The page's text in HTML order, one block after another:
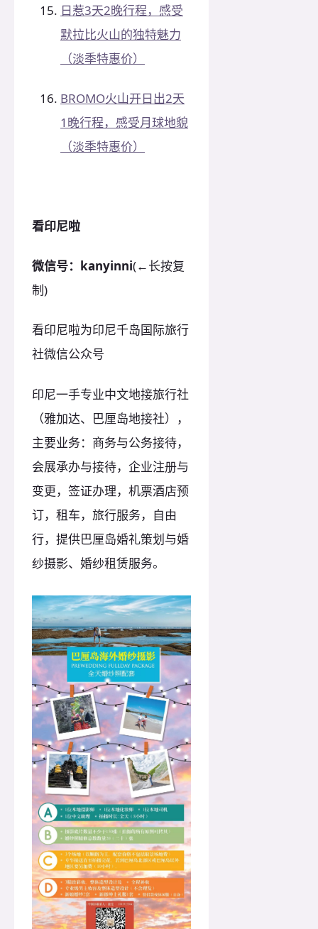
日惹3天2晚行程，感受
默拉比火山的独特魅力
（淡季特惠价）
BROMO火山开日出2天
1晚行程，感受月球地貌
（淡季特惠价）
看印尼啦
微信号：kanyinni(←长按复
制)
看印尼啦为印尼千岛国际旅行
社微信公众号
印尼一手专业中文地接旅行社
（雅加达、巴厘岛地接社），
主要业务：商务与公务接待，
会展承办与接待，企业注册与
变更，签证办理，机票酒店预
订，租车，旅行服务，自由
行，提供巴厘岛婚礼策划与婚
纱摄影、婚纱租赁服务。